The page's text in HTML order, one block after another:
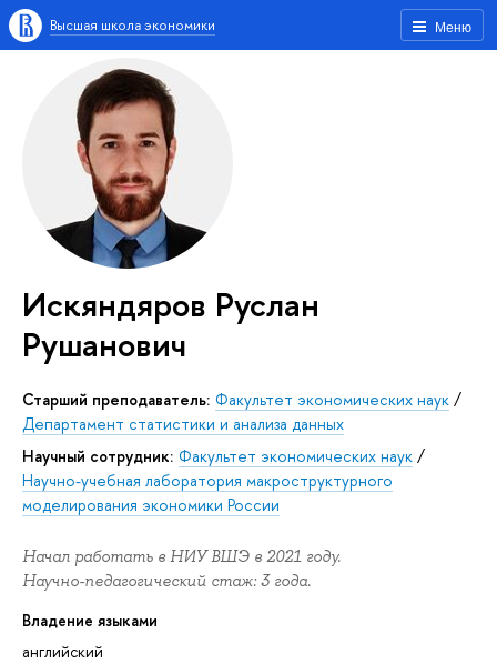
Меню
Высшая школа экономики
Искяндяров Руслан
Рушанович
Старший преподаватель: Факультет экономических наук /
Департамент статистики и анализа данных
Научный сотрудник: Факультет экономических наук /
Научно-учебная лаборатория макроструктурного
моделирования экономики России
Начал работать в НИУ ВШЭ в 2021 году.
Научно-педагогический стаж: 3 года.
Владение языками
английский